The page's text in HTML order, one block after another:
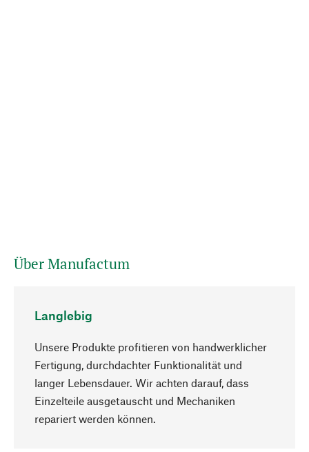
Über Manufactum
Langlebig
Unsere Produkte profitieren von handwerklicher
Fertigung, durchdachter Funktionalität und
langer Lebensdauer. Wir achten darauf, dass
Einzelteile ausgetauscht und Mechaniken
repariert werden können.